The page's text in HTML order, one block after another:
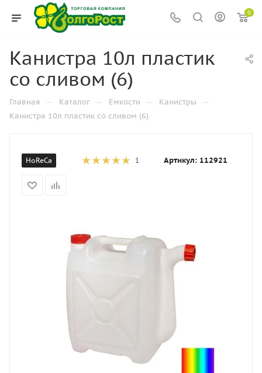
0
Канистра 10л пластик
со сливом (6)
Главная — Каталог — Емкости — Канистры —
Канистра 10л пластик со сливом (6)
HoReCa 1 Артикул: 112921